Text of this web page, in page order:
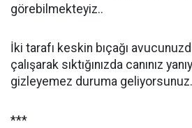
görebilmekteyiz..
İki tarafı keskin bıçağı
çalışarak sıktığınızda canınız
gizleyemez duruma geliyorsunuz.
***